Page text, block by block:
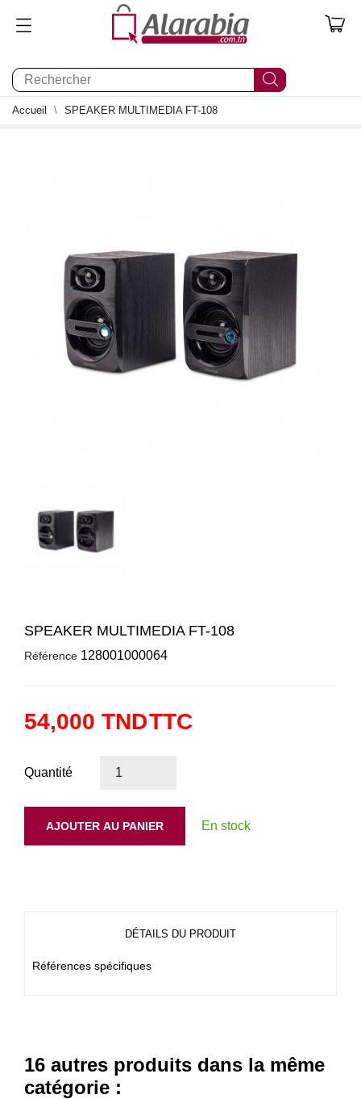
0
Accueil SPEAKER MULTIMEDIA FT-108
SPEAKER MULTIMEDIA FT-108
Référence 128001000064
54,000 TNDTTC
Quantité
AJOUTER AU PANIER En stock
DÉTAILS DU PRODUIT
Références spécifiques
16 autres produits dans la même
catégorie :